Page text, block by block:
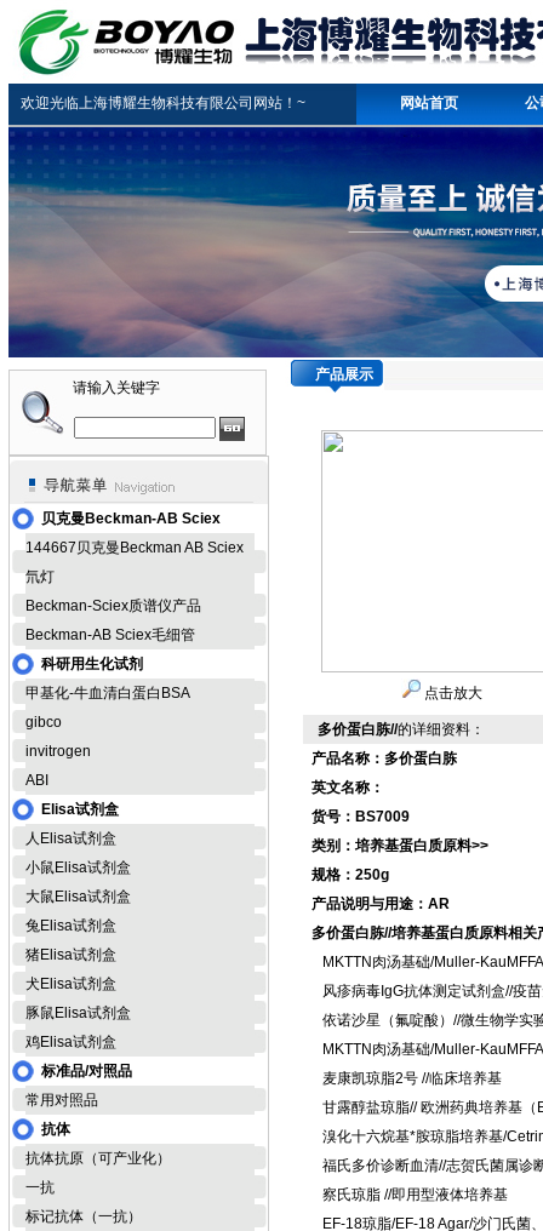
欢迎光临上海博耀生物科技有限公司网站！~ 网站首页 公
请输入关键字
贝克曼Beckman-AB Sciex
144667贝克曼Beckman AB Sciex
氘灯
Beckman-Sciex质谱仪产品
Beckman-AB Sciex毛细管
科研用生化试剂
甲基化-牛血清白蛋白BSA
gibco
invitrogen
ABI
Elisa试剂盒
人Elisa试剂盒
小鼠Elisa试剂盒
大鼠Elisa试剂盒
兔Elisa试剂盒
猪Elisa试剂盒
犬Elisa试剂盒
豚鼠Elisa试剂盒
鸡Elisa试剂盒
标准品/对照品
常用对照品
抗体
抗体抗原（可产业化）
一抗
标记抗体（一抗）
产品展示
点击放大
多价蛋白胨//的详细资料：
产品名称：多价蛋白胨
英文名称：
货号：BS7009
类别：培养基蛋白质原料>>
规格：250g
产品说明与用途：AR
多价蛋白胨//培养基蛋白质原料相关
MKTTN肉汤基础/Muller-
风疹病毒IgG抗体测定试剂盒//疫
依诺沙星（氟啶酸）//微生物学
MKTTN肉汤基础/Muller-
麦康凯琼脂2号 //临床培养基
甘露醇盐琼脂// 欧洲药典培养基
溴化十六烷基*胺琼脂培养基/
福氏多价诊断血清//志贺氏菌属
察氏琼脂 //即用型液体培养基
EF-18琼脂/EF-18 Agar/沙门氏菌